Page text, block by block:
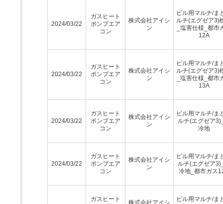
2024/03/22
ガスヒート
ポンプエア
コン
株式会社アイシ
ン
ビル用マルチ/ま
ルチ(エグゼア3)
_塩害仕様_都市
12A
2024/03/22
ガスヒート
ポンプエア
コン
株式会社アイシ
ン
ビル用マルチ/ま
ルチ(エグゼア3)
_塩害仕様_都市
13A
2024/03/22
ガスヒート
ポンプエア
コン
株式会社アイシ
ン
ビル用マルチ/ま
ルチ(エグゼア
冷地
2024/03/22
ガスヒート
ポンプエア
コン
株式会社アイシ
ン
ビル用マルチ/ま
ルチ(エグゼア
冷地_都市ガス
ガスヒート
株式会社アイシ
ビル用マルチ/ま